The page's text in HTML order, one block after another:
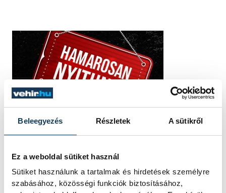
Beleegyezés Részletek A sütikről
Ez a weboldal sütiket használ
Sütiket használunk a tartalmak és hirdetések személyre
szabásához, közösségi funkciók biztosításához,